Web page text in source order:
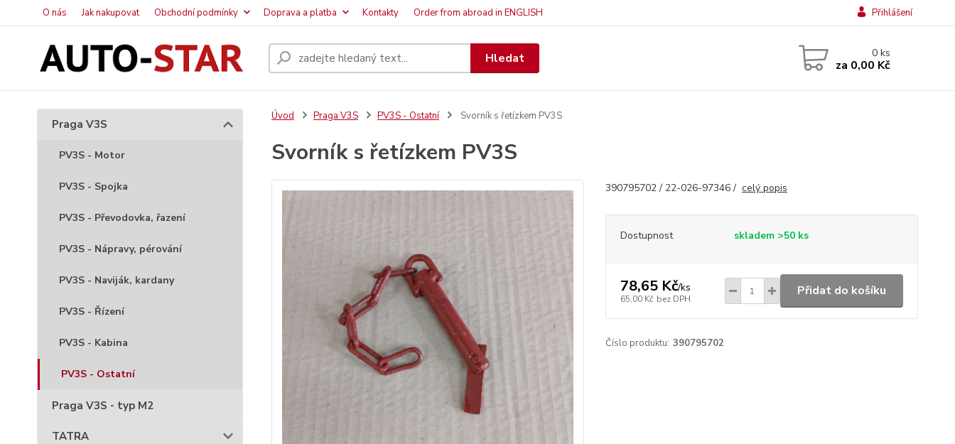
O nás Jak nakupovat Obchodní podmínky Doprava a platba Kontakty Order from abroad in ENGLISH Přihlášení
Hledat 0ks
za 0,00 Kč
Praga V3S
PV3S - Motor
PV3S - Spojka
PV3S - Převodovka, řazení
PV3S - Nápravy, pérování
PV3S - Naviják, kardany
PV3S - Řízení
PV3S - Kabina
PV3S - Ostatní
Praga V3S - typ M2
TATRA
Úvod Praga V3S PV3S - Ostatní Svorník s řetízkem PV3S
Svorník s řetízkem PV3S
390795702 / 22-026-97346 / celý popis
Dostupnost skladem >50 ks
78,65 Kč/ks
65,00 Kč bez DPH
Přidat do košíku
Číslo produktu: 390795702